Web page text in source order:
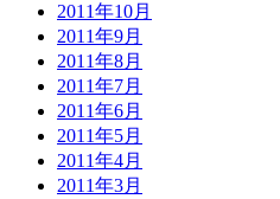
2011年10月
2011年9月
2011年8月
2011年7月
2011年6月
2011年5月
2011年4月
2011年3月